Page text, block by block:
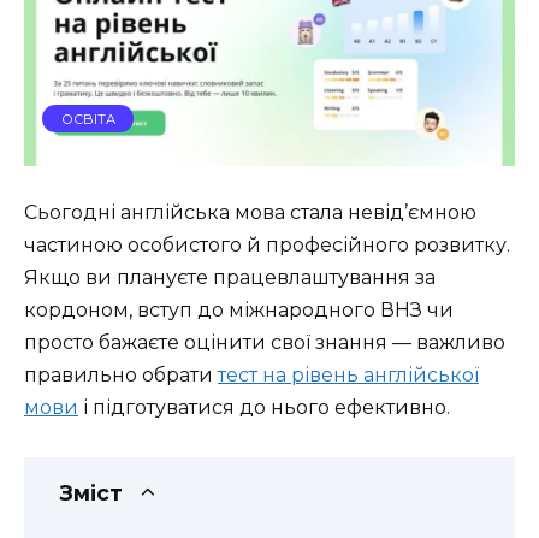
ОСВІТА
Сьогодні англійська мова стала невід’ємною
частиною особистого й професійного розвитку.
Якщо ви плануєте працевлаштування за
кордоном, вступ до міжнародного ВНЗ чи
просто бажаєте оцінити свої знання — важливо
правильно обратитест на рівень англійської
мови і підготуватися до нього ефективно.
Зміст